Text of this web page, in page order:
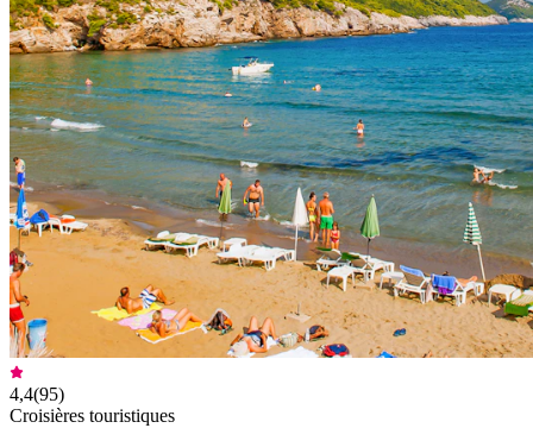
4,4(95)
Croisières touristiques